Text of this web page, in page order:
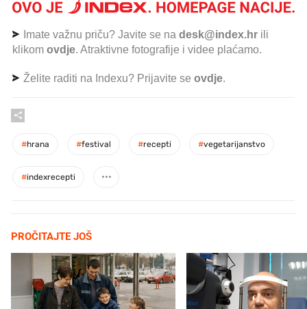
Imate važnu priču? Javite se na desk@index.hr ili
klikom ovdje. Atraktivne fotografije i videe plaćamo.
Želite raditi na Indexu? Prijavite se ovdje.
#hrana #festival #recepti #vegetarijanstvo
#indexrecepti
PROČITAJTE JOŠ